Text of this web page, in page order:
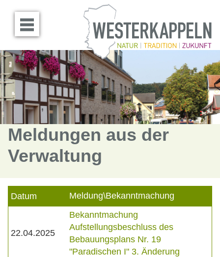
Menü öffnen
Meldungen aus der
Verwaltung
Datum Meldung\Bekanntmachung
22.04.2025
Bekanntmachung
Aufstellungsbeschluss des
Bebauungsplans Nr. 19
"Paradischen I" 3. Änderung